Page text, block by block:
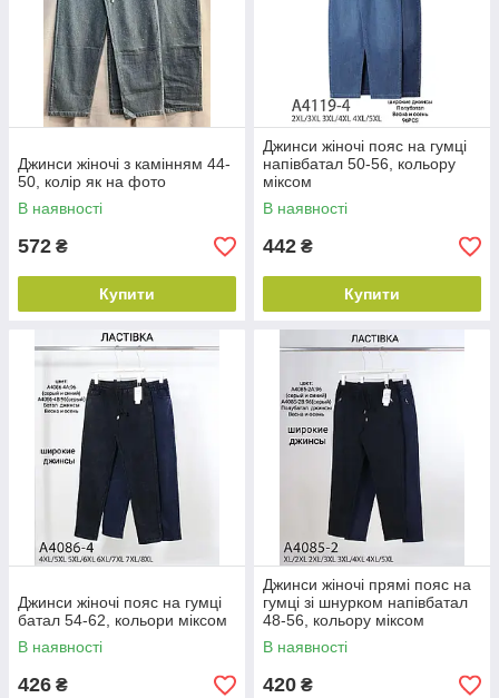
Джинси жіночі з камінням 44-
50, колір як на фото
В наявності
572 ₴
Купити
Джинси жіночі пояс на гумці
напівбатал 50-56, кольору
міксом
В наявності
442 ₴
Купити
Джинси жіночі пояс на гумці
батал 54-62, кольори міксом
В наявності
426 ₴
Джинси жіночі прямі пояс на
гумці зі шнурком напівбатал
48-56, кольору міксом
В наявності
420 ₴